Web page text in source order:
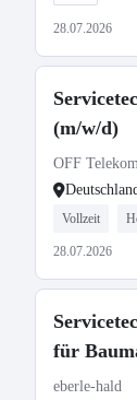
28.07.2026
(m/w/d)
OFF
Vollzeit
28.07.2026
für
eberle-hald